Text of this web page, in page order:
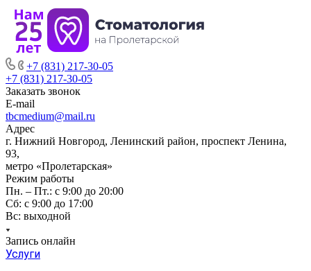
+7 (831) 217-30-05
+7 (831) 217-30-05
Заказать звонок
E-mail
tbcmedium@mail.ru
Адрес
г. Нижний Новгород, Ленинский район, проспект Ленина,
93,
метро «Пролетарская»
Режим работы
Пн. – Пт.: с 9:00 до 20:00
Cб: с 9:00 до 17:00
Вс: выходной
Запись онлайн
Услуги